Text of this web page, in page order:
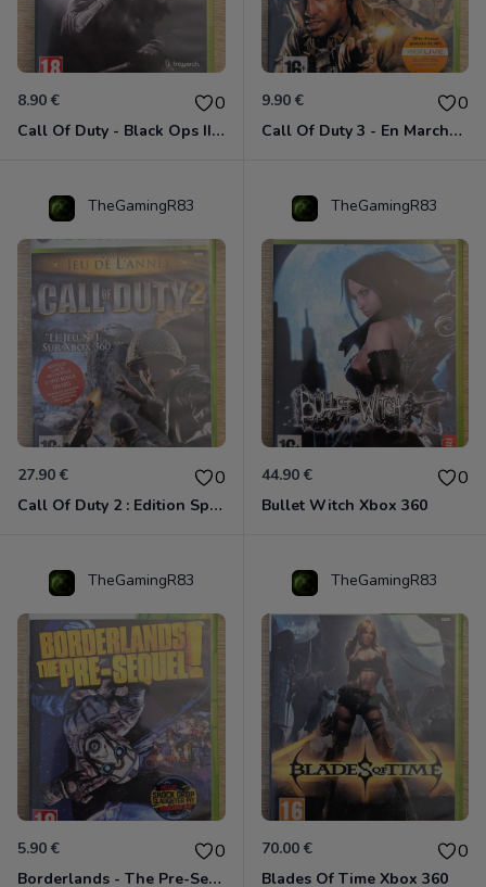
8.90 € 0
Call Of Duty - Black Ops II Xbox 360
9.90 € 0
Call Of Duty 3 - En Marche Vers Paris Xbox 360
TheGamingR83
27.90 € 0
Call Of Duty 2 : Edition Spéciale Xbox 360 GOTY
TheGamingR83
44.90 € 0
Bullet Witch Xbox 360
TheGamingR83
5.90 € 0
Borderlands - The Pre-Sequel ! Xbox 360
TheGamingR83
70.00 € 0
Blades Of Time Xbox 360